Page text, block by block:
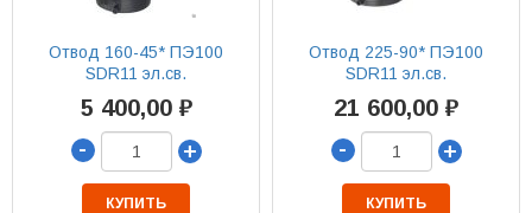
Отвод 160-45* ПЭ100
SDR11 эл.св.
5 400,00 ₽
-
+
КУПИТЬ
Отвод 225-90* ПЭ100
SDR11 эл.св.
21 600,00 ₽
-
+
КУПИТЬ